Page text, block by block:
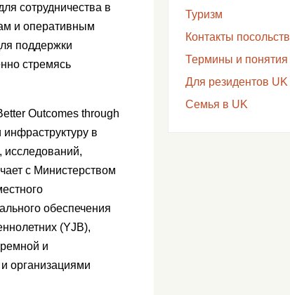
сотрудничества в
и оперативным
поддержки
стремясь
Outcomes through
в
исследований,
с Министерством
обеспечения
(YJB),
и
организациями
Туризм
Контакты посольств
Термины и понятия
Для резидентов UK
Семья в UK